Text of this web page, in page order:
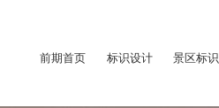
前期首页 标识设计 景区标识